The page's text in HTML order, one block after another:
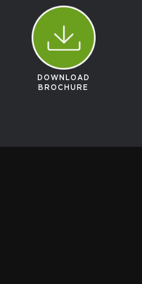
DOWNLOAD
BROCHURE